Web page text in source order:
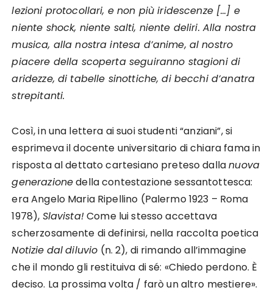
lezioni protocollari, e non più iridescenze […] e
niente shock, niente salti, niente deliri. Alla nostra
musica, alla nostra intesa d’anime, al nostro
piacere della scoperta seguiranno stagioni di
aridezze, di tabelle sinottiche, di becchi d’anatra
strepitanti.
Così, in una lettera ai suoi studenti “anziani”, si
esprimeva il docente universitario di chiara fama in
risposta al dettato cartesiano preteso dallanuova
generazionedella contestazione sessantottesca:
era Angelo Maria Ripellino (Palermo 1923 – Roma
1978), Slavista!Come lui stesso accettava
scherzosamente di definirsi, nella raccolta poetica
Notizie daldiluvio (n. 2), di rimando all’immagine
che il mondo gli restituiva di sé: «Chiedo perdono. È
deciso. La prossima volta / farò un altro mestiere».